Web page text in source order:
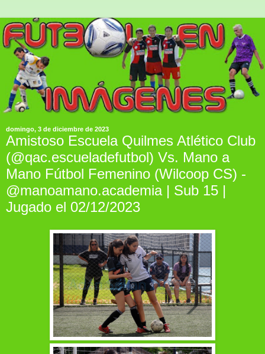
domingo, 3 de diciembre de 2023
Amistoso Escuela Quilmes Atlético Club
(@qac.escueladefutbol) Vs. Mano a
Mano Fútbol Femenino (Wilcoop CS) -
@manoamano.academia | Sub 15 |
Jugado el 02/12/2023